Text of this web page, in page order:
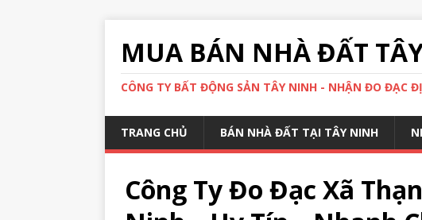
MUA BÁN NHÀ ĐẤT
CÔNG TY BẤT ĐỘNG SẢN TÂY NINH - NHẬN ĐO ĐẠC
TRANG CHỦ BÁN NHÀ ĐẤT TẠI TÂY NINH
Công Ty Đo Đạc Xã